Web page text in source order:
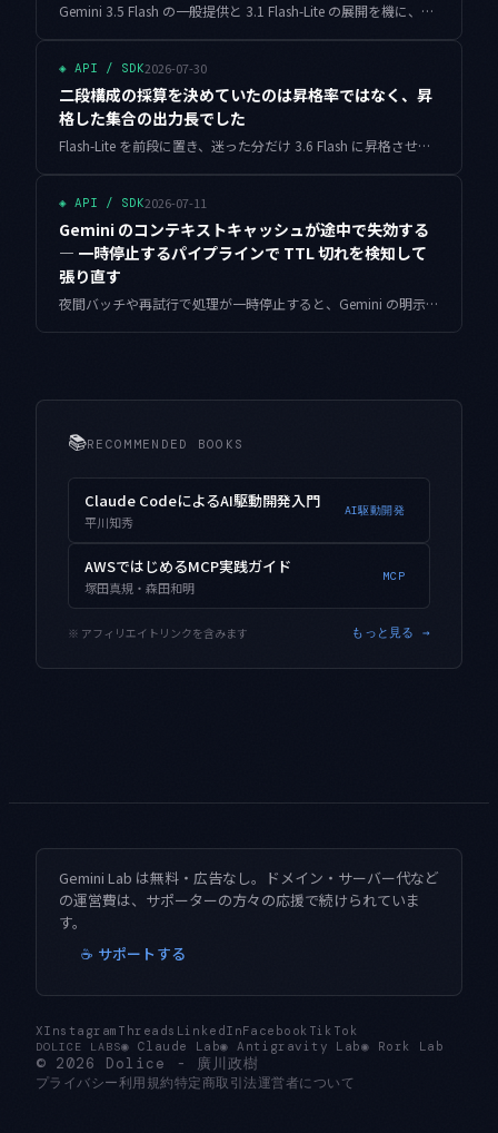
Gemini 3.5 Flash の一般提供と 3.1 Flash-Lite の展開を機に、自動運用パイプラインの工程ごとにモデルを割り当て直した記録です。下書き・分類・仕上げの3段に分けるルーターの実装と、コストの見え方の変化、運用で決めた歯止めのルールを紹介します。
◈ API / SDK2026-07-30
二段構成の採算を決めていたのは昇格率ではなく、昇
格した集合の出力長でした
Flash-Lite を前段に置き、迷った分だけ 3.6 Flash に昇格させる二段構成。その採算を昇格率だけで見積もると外します。昇格した集合の出力長を式に入れて損益分岐点を解き直した記録です。
◈ API / SDK2026-07-11
Gemini のコンテキストキャッシュが途中で失効する
— 一時停止するパイプラインで TTL 切れを検知して
張り直す
夜間バッチや再試行で処理が一時停止すると、Gemini の明示的コンテキストキャッシュは静かに TTL 切れを起こし、以降の呼び出しが全トークン課金へ戻ります。残り有効期限を握って張り直すか素通しするかを費用で決める、小さなリース設計をまとめました。
📚RECOMMENDED BOOKS
Claude CodeによるAI駆動開発入門
平川知秀
AI駆動開発
AWSではじめるMCP実践ガイド
塚田真規・森田和明
MCP
※ アフィリエイトリンクを含みます もっと見る →
Gemini Lab は無料・広告なし。ドメイン・サーバー代など
の運営費は、サポーターの方々の応援で続けられていま
す。
☕ サポートする
© 2026 Dolice - 廣川政樹
プライバシー利用規約特定商取引法運営者について
XInstagram Threads LinkedInFacebook TikTok
DOLICE LABS◉ Claude Lab◉Antigravity Lab◉ Rork Lab